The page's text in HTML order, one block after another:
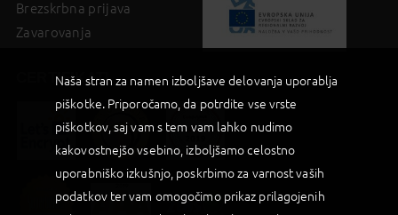
Brezskrbna prijava
Zavarovanja
CERTIFIKATI
Naša stran za namen izboljšave delovanja uporablja
piškotke. Priporočamo, da potrdite vse vrste
piškotkov, saj vam s tem vam lahko nudimo
kakovostnejšo vsebino, izboljšamo celostno
uporabniško izkušnjo, poskrbimo za varnost vaših
podatkov ter vam omogočimo prikaz prilagojenih